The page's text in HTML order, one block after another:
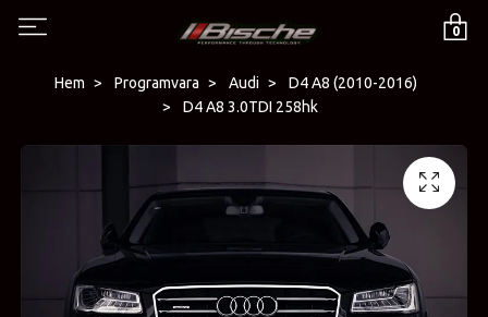
0
Hem Programvara Audi
D4 A8 (2010-2016)
D4 A8 3.0TDI 258hk